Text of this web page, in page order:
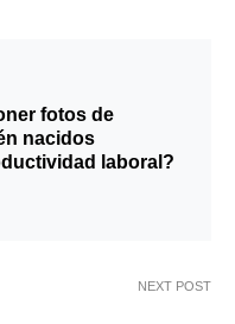
fotos de
nacidos
laboral?
NEXT POST